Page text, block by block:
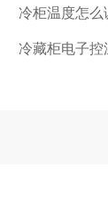
冷柜温度怎么
冷藏柜电子